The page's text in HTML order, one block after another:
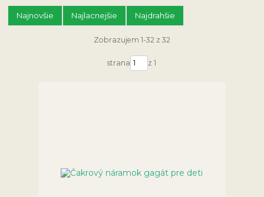
Najnovšie Najlacnejšie Najdrahšie
Zobrazujem 1-32 z 32
strana z 1